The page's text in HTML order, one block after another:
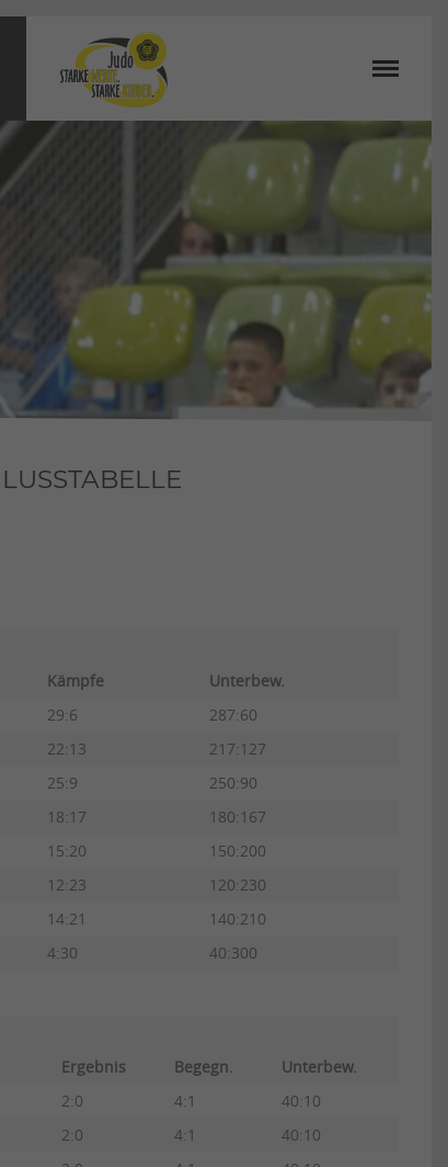
Kämpfe
Unterbew.
29:6
287:60
22:13
217:127
25:9
250:90
18:17
180:167
15:20
150:200
12:23
120:230
14:21
140:210
4:30 40:300
Ergebnis Begegn.
Unterbew.
2:0 4:1
40:10
2:0 4:1
40:10